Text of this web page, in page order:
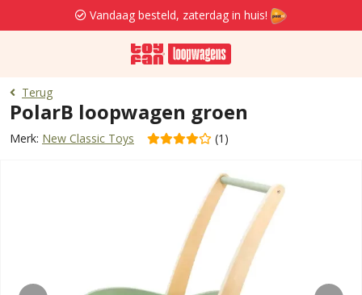
Vandaag besteld, zaterdag in huis!
Terug
PolarB loopwagen groen
Merk: New Classic Toys (1)